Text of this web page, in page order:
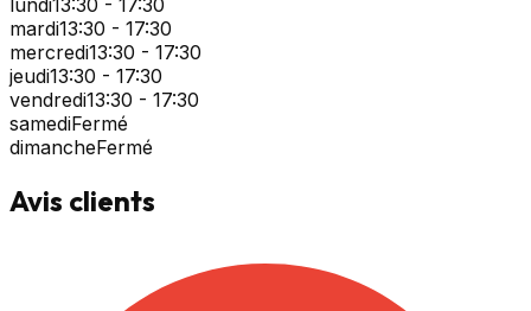
lundi13:30 - 17:30
mardi13:30 - 17:30
mercredi13:30 - 17:30
jeudi13:30 - 17:30
vendredi13:30 - 17:30
samediFermé
dimancheFermé
Avis clients